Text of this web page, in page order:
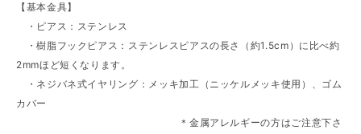
【基本金具】
・ピアス：ステンレス
・樹脂フックピアス：ステンレスピアスの長さ（約1.5cm）に比べ約
2mmほど短くなります。
・ネジバネ式イヤリング：メッキ加工（ニッケルメッキ使用）、ゴム
カバー
＊金属アレルギーの方はご注意下さ